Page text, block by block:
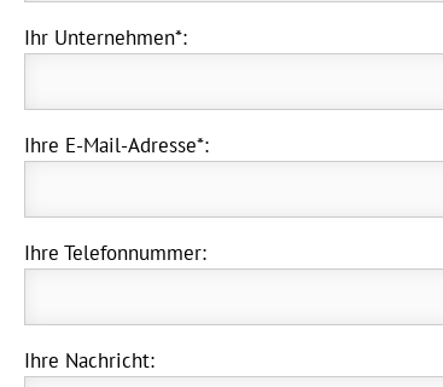
Ihr Unternehmen*:
Ihre E-Mail-Adresse*:
Ihre Telefonnummer:
Ihre Nachricht: